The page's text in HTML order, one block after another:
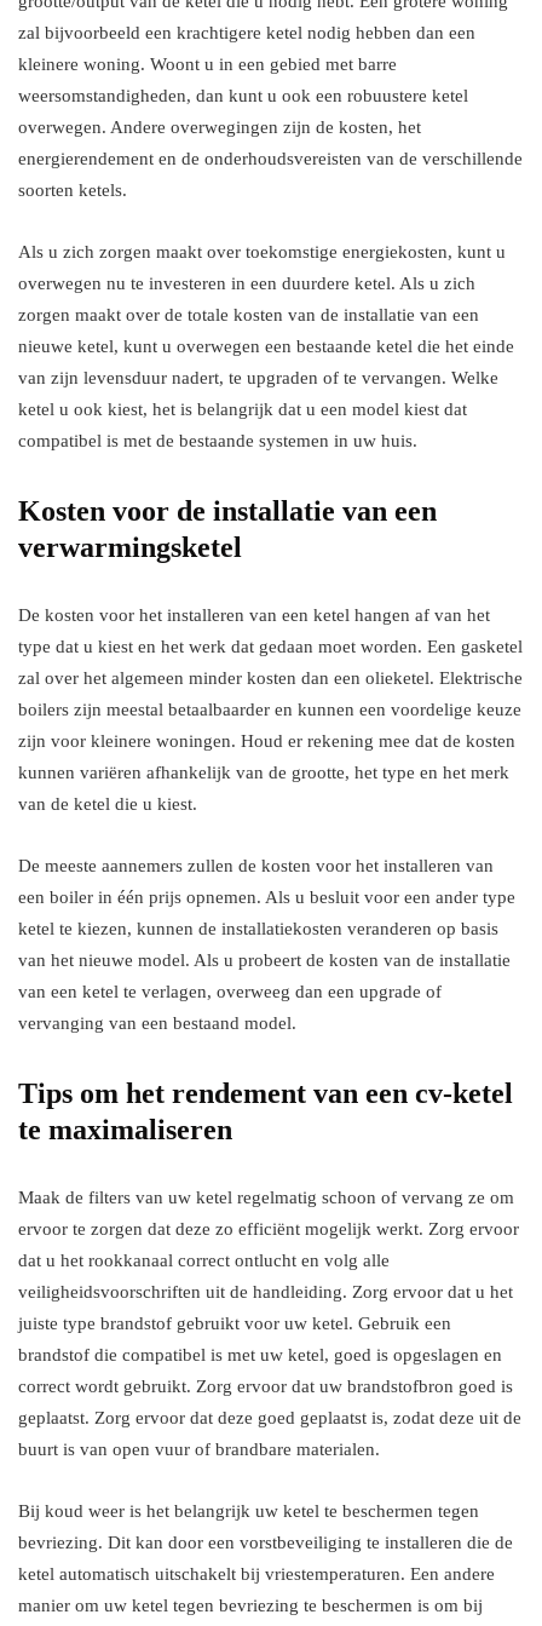
zal bijvoorbeeld een krachtigere ketel nodig hebben dan een
kleinere woning. Woont u in een gebied met barre
weersomstandigheden, dan kunt u ook een robuustere ketel
overwegen. Andere overwegingen zijn de kosten, het
energierendement en de onderhoudsvereisten van de verschillende
soorten ketels.
Als u zich zorgen maakt over toekomstige energiekosten, kunt u
overwegen nu te investeren in een duurdere ketel. Als u zich
zorgen maakt over de totale kosten van de installatie van een
nieuwe ketel, kunt u overwegen een bestaande ketel die het einde
van zijn levensduur nadert, te upgraden of te vervangen. Welke
ketel u ook kiest, het is belangrijk dat u een model kiest dat
compatibel is met de bestaande systemen in uw huis.
Kosten voor de installatie van een
verwarmingsketel
De kosten voor het installeren van een ketel hangen af van het
type dat u kiest en het werk dat gedaan moet worden. Een gasketel
zal over het algemeen minder kosten dan een olieketel. Elektrische
boilers zijn meestal betaalbaarder en kunnen een voordelige keuze
zijn voor kleinere woningen. Houd er rekening mee dat de kosten
kunnen variëren afhankelijk van de grootte, het type en het merk
van de ketel die u kiest.
De meeste aannemers zullen de kosten voor het installeren van
een boiler in één prijs opnemen. Als u besluit voor een ander type
ketel te kiezen, kunnen de installatiekosten veranderen op basis
van het nieuwe model. Als u probeert de kosten van de installatie
van een ketel te verlagen, overweeg dan een upgrade of
vervanging van een bestaand model.
Tips om het rendement van een cv-ketel
te maximaliseren
Maak de filters van uw ketel regelmatig schoon of vervang ze om
ervoor te zorgen dat deze zo efficiënt mogelijk werkt. Zorg ervoor
dat u het rookkanaal correct ontlucht en volg alle
veiligheidsvoorschriften uit de handleiding. Zorg ervoor dat u het
juiste type brandstof gebruikt voor uw ketel. Gebruik een
brandstof die compatibel is met uw ketel, goed is opgeslagen en
correct wordt gebruikt. Zorg ervoor dat uw brandstofbron goed is
geplaatst. Zorg ervoor dat deze goed geplaatst is, zodat deze uit de
buurt is van open vuur of brandbare materialen.
Bij koud weer is het belangrijk uw ketel te beschermen tegen
bevriezing. Dit kan door een vorstbeveiliging te installeren die de
ketel automatisch uitschakelt bij vriestemperaturen. Een andere
manier om uw ketel tegen bevriezing te beschermen is om bij